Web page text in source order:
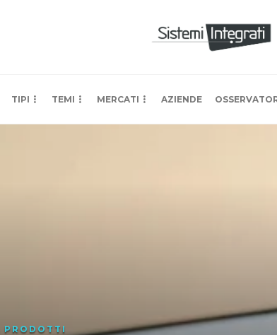
TIPI TEMI MERCATI AZIENDE
PRODOTTI